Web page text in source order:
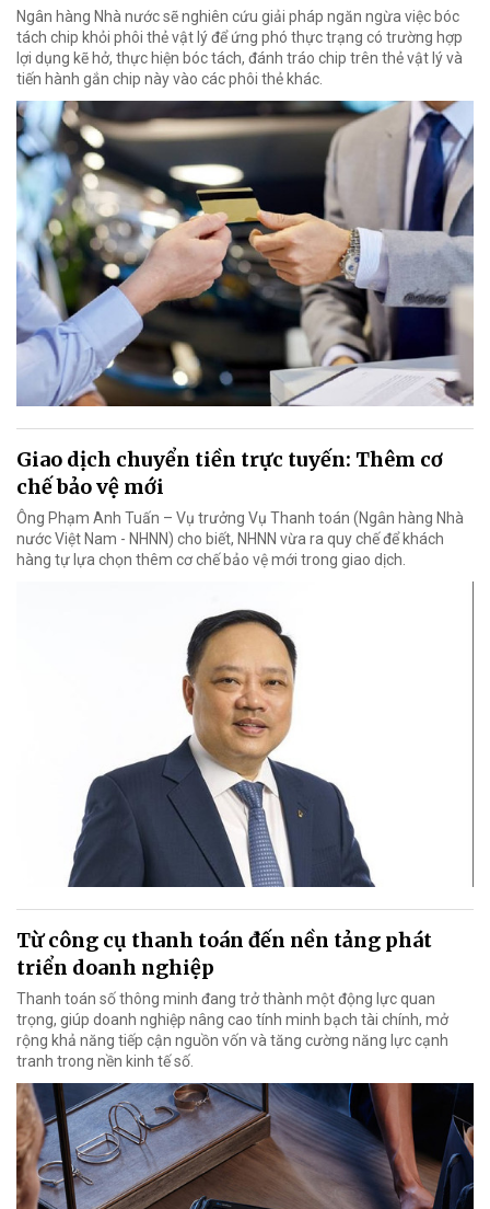
Ngân hàng Nhà nước sẽ nghiên cứu giải pháp ngăn ngừa việc bóc
tách chip khỏi phôi thẻ vật lý để ứng phó thực trạng có trường hợp
lợi dụng kẽ hở, thực hiện bóc tách, đánh tráo chip trên thẻ vật lý và
tiến hành gắn chip này vào các phôi thẻ khác.
Giao dịch chuyển tiền trực tuyến: Thêm cơ
chế bảo vệ mới
Ông Phạm Anh Tuấn – Vụ trưởng Vụ Thanh toán (Ngân hàng Nhà
nước Việt Nam - NHNN) cho biết, NHNN vừa ra quy chế để khách
hàng tự lựa chọn thêm cơ chế bảo vệ mới trong giao dịch.
Từ công cụ thanh toán đến nền tảng phát
triển doanh nghiệp
Thanh toán số thông minh đang trở thành một động lực quan
trọng, giúp doanh nghiệp nâng cao tính minh bạch tài chính, mở
rộng khả năng tiếp cận nguồn vốn và tăng cường năng lực cạnh
tranh trong nền kinh tế số.